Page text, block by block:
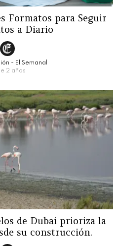
Formatos para Seguir
a Diario
- El Semanal
2 años
de Dubai prioriza la
su construcción.